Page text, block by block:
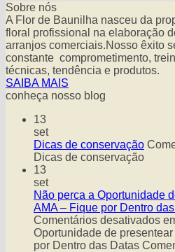
Sobre nós
A Flor de Baunilha nasceu da
floral profissional na elaboração
arranjos comerciais.Nosso êxito
constante comprometimento,
técnicas, tendência e produtos.
SAIBA MAIS
conheça nosso blog
13
set
Dicas de conservação
Dicas de conservação
13
set
Não perca a Oportunidade
AMA – Fique por Dentro
Comentários desativados
Oportunidade de
por Dentro das Datas